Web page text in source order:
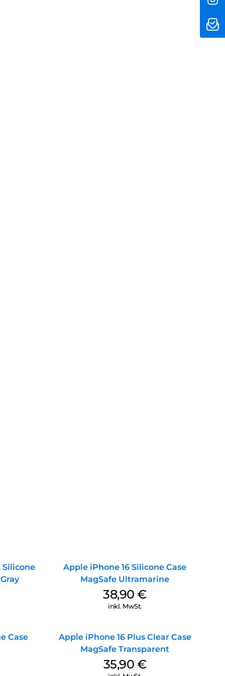
Silicone
Apple iPhone 16 Silicone Case
MagSafe Ultramarine
38,90€
inkl. MwSt.
Case
Apple iPhone 16 Plus Clear Case
MagSafe Transparent
35,90 €